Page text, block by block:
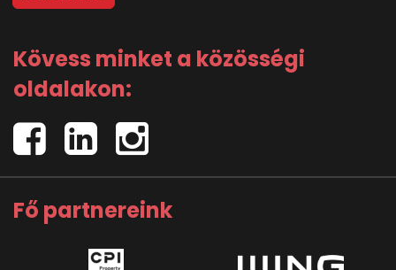
Kövess minket a közösségi
oldalakon:
Fő partnereink